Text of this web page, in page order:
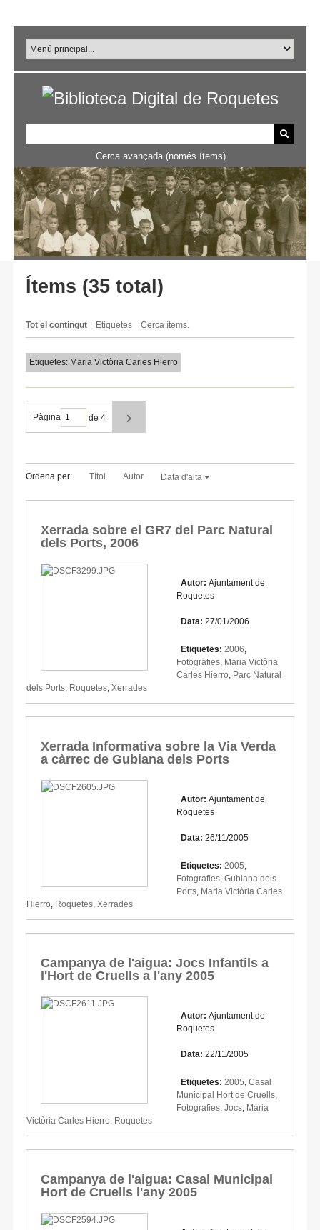
principal
Cerca avançada (només ítems)
Ítems (35 total)
Tot el contingut Etiquetes Cerca ítems.
Etiquetes: Maria Victòria Carles Hierro
Pàgina de 4
Ordena per: Títol Autor Data d'alta
Xerrada sobre el GR7 del Parc Natural
dels Ports, 2006
Autor: Ajuntament de
Roquetes
Data: 27/01/2006
Etiquetes: 2006
Fotografies Maria Victòria
Carles Hierro Parc Natural
dels Ports Roquetes Xerrades
Xerrada Informativa sobre la Via Verda
a càrrec de Gubiana dels Ports
Autor: Ajuntament de
Roquetes
Data: 26/11/2005
Etiquetes: 2005
Fotografies Gubiana dels
Ports Maria Victòria Carles
Hierro Roquetes Xerrades
Campanya de l'aigua: Jocs Infantils a
l'Hort de Cruells a l'any 2005
Autor: Ajuntament de
Roquetes
Data: 22/11/2005
Etiquetes: 2005 Casal
Municipal Hort de Cruells
Fotografies Jocs Maria
Victòria Carles Hierro Roquetes
Campanya de l'aigua: Casal Municipal
Hort de Cruells l'any 2005